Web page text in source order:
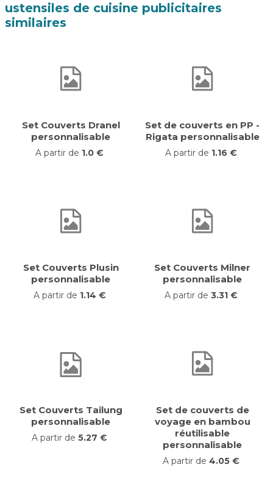
ustensiles de cuisine publicitaires
similaires
Set Couverts Dranel
personnalisable
A partir de 1.0 €
Set de couverts en PP -
Rigata personnalisable
A partir de 1.16 €
Set Couverts Plusin
personnalisable
A partir de 1.14 €
Set Couverts Milner
personnalisable
A partir de 3.31 €
Set Couverts Tailung
personnalisable
A partir de 5.27 €
Set de couverts de
voyage en bambou
réutilisable
personnalisable
A partir de 4.05 €